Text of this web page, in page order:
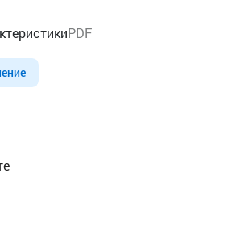
PDF